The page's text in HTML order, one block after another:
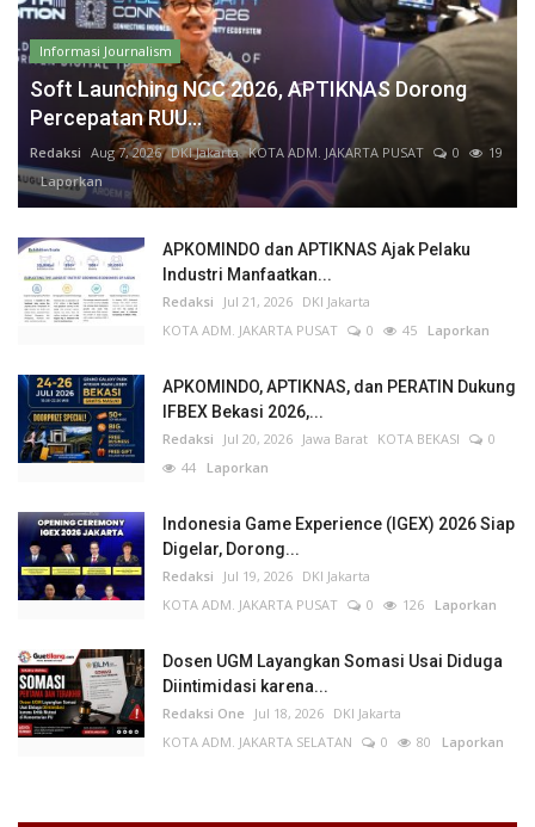
Informasi Journalism
Soft Launching NCC 2026, APTIKNAS Dorong
Percepatan RUU...
Redaksi Aug 7, 2026 DKI Jakarta KOTA ADM. JAKARTA PUSAT 0
19
Laporkan
APKOMINDO dan APTIKNAS Ajak Pelaku
Industri Manfaatkan...
Redaksi Jul 21, 2026 DKI Jakarta
KOTA ADM. JAKARTA PUSAT
0 45 Laporkan
APKOMINDO, APTIKNAS, dan PERATIN Dukung
IFBEX Bekasi 2026,...
Redaksi Jul 20, 2026 Jawa Barat KOTA BEKASI
0
44 Laporkan
Indonesia Game Experience (IGEX) 2026 Siap
Digelar, Dorong...
Redaksi Jul 19, 2026 DKI Jakarta
KOTA ADM. JAKARTA PUSAT
0 126 Laporkan
Dosen UGM Layangkan Somasi Usai Diduga
Diintimidasi karena...
Redaksi One Jul 18, 2026 DKI Jakarta
KOTA ADM. JAKARTA SELATAN
0 80 Laporkan